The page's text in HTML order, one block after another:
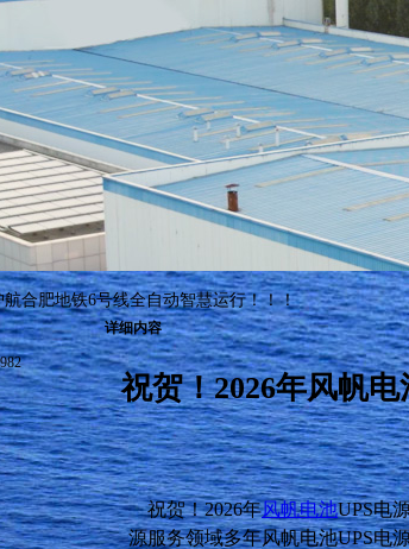
合肥地铁6号线全自动智慧运行！！！
详细内容
祝贺！2026年风帆
祝贺！2026年风帆电池UPS电
源服务领域多年风帆电池UPS电